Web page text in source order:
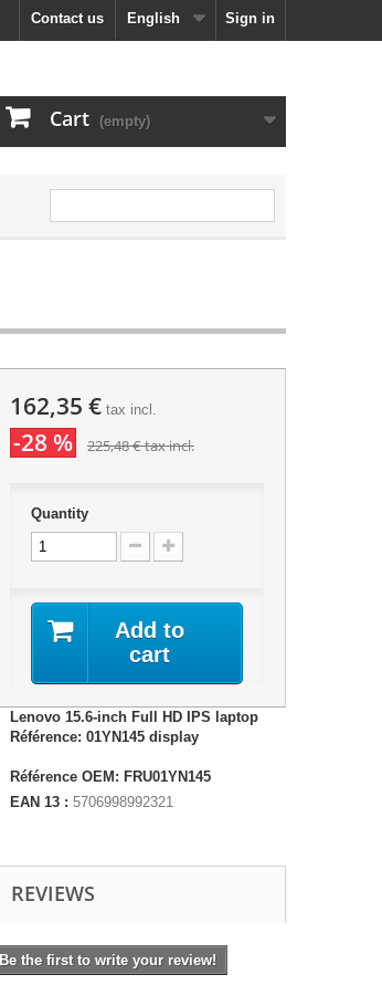
Sign in
English
Contact us
Cart (empty)
162,35 €tax incl.
-28 % 225,48 €tax incl.
Quantity
Add to
cart
Lenovo 15.6-inch Full HD IPS laptop
Référence: 01YN145 display
Référence OEM: FRU01YN145
EAN 13 : 5706998992321
REVIEWS
Be the first to write your review!